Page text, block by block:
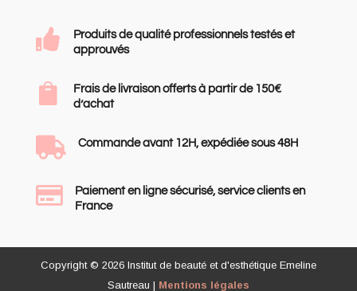

Produits de qualité professionnels testés et
approuvés

Frais de livraison offerts à partir de 150€
d’achat
 Commande avant 12H, expédiée sous 48H

Paiement en ligne sécurisé, service clients en
France
Copyright © 2026 Institut de beauté et d'esthétique Emeline
Sautreau | Mentions légales